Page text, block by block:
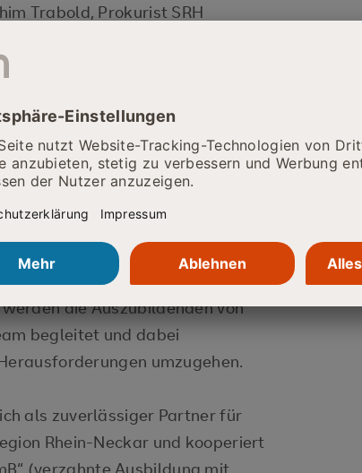
Trabold, Prokurist SRH
vergangenen
gratulierte allen
beeindruckenden
teilte Simon
als Auszubildender im
vorab aufgezeichnete Video
für die Präsenzausbildung trat
gab dem Publikum mit: "Wer
auf, gut zu sein."
die Auszubildenden von
begleitet und dabei
umzugehen.
als zuverlässiger Partner für
Rhein-Neckar und kooperiert
(verzahnte Ausbildung mit